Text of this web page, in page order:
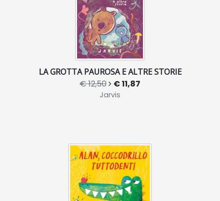
LA GROTTA PAUROSA E ALTRE STORIE
€ 12,50 € 11,87
Jarvis